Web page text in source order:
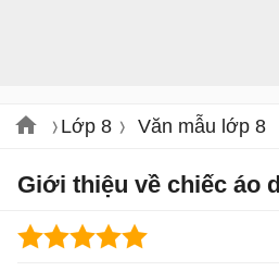
Lớp 8 Văn mẫu lớp 8
Giới thiệu về chiếc áo